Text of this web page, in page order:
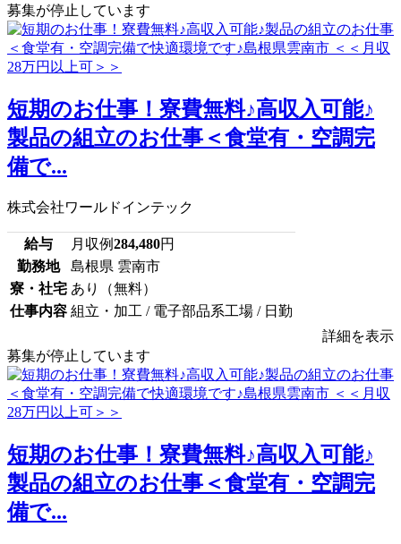
募集が停止しています
短期のお仕事！寮費無料♪高収入可能♪
製品の組立のお仕事＜食堂有・空調完
備で...
株式会社ワールドインテック
給与 月収例284,480円
勤務地
島根県 雲南市
寮・社宅 あり（無料）
仕事内容 組立・加工 / 電子部品系工場 / 日勤
詳細を表示
募集が停止しています
短期のお仕事！寮費無料♪高収入可能♪
製品の組立のお仕事＜食堂有・空調完
備で...